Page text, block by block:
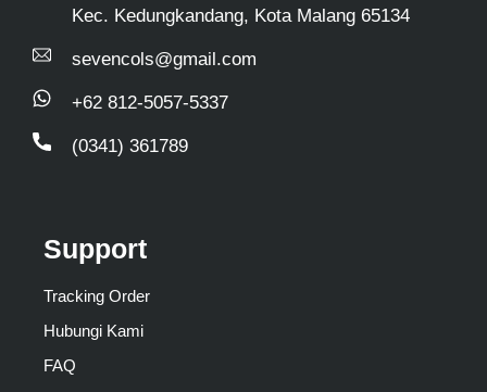
Kec. Kedungkandang, Kota Malang 65134
sevencols@gmail.com
+62 812-5057-5337
(0341) 361789
Support
Tracking Order
Hubungi Kami
FAQ